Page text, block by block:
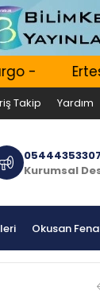
-
Takip Yardım
05444353307
Kurumsal
Okusan